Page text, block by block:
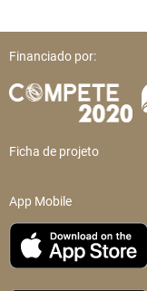
Financiado por:
Ficha de projeto
App Mobile